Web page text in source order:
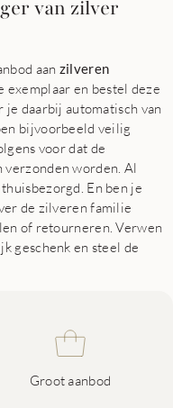
van zilver
aan zilveren
exemplaar en bestel deze
daarbij automatisch van
bijvoorbeeld veilig
voor dat de
worden. Al
En ben je
de zilveren familie
of retourneren. Verwen
geschenk en steel de
Groot aanbod